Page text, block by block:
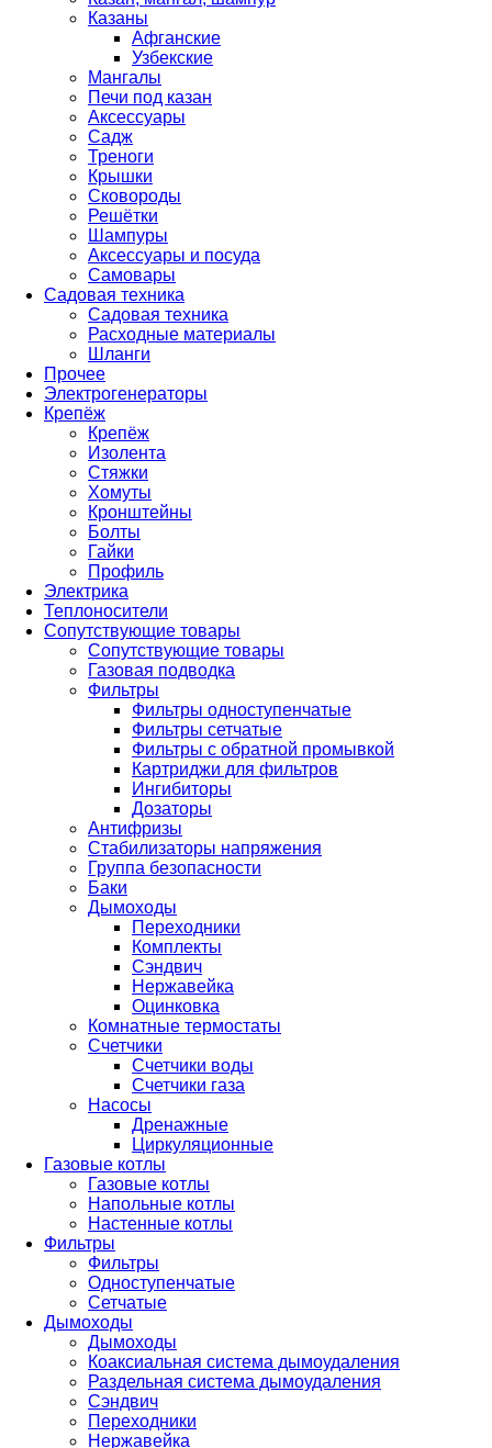
Казаны
Афганские
Узбекские
Мангалы
Печи под казан
Аксессуары
Садж
Треноги
Крышки
Сковороды
Решётки
Шампуры
Аксессуары и посуда
Самовары
Садовая техника
Садовая техника
Расходные материалы
Шланги
Прочее
Электрогенераторы
Крепёж
Крепёж
Изолента
Стяжки
Хомуты
Кронштейны
Болты
Гайки
Профиль
Электрика
Теплоносители
Сопутствующие товары
Сопутствующие товары
Газовая подводка
Фильтры
Фильтры одноступенчатые
Фильтры сетчатые
Фильтры с обратной промывкой
Картриджи для фильтров
Ингибиторы
Дозаторы
Антифризы
Стабилизаторы напряжения
Группа безопасности
Баки
Дымоходы
Переходники
Комплекты
Сэндвич
Нержавейка
Оцинковка
Комнатные термостаты
Счетчики
Счетчики воды
Счетчики газа
Насосы
Дренажные
Циркуляционные
Газовые котлы
Газовые котлы
Напольные котлы
Настенные котлы
Фильтры
Фильтры
Одноступенчатые
Сетчатые
Дымоходы
Дымоходы
Коаксиальная система дымоудаления
Раздельная система дымоудаления
Сэндвич
Переходники
Нержавейка